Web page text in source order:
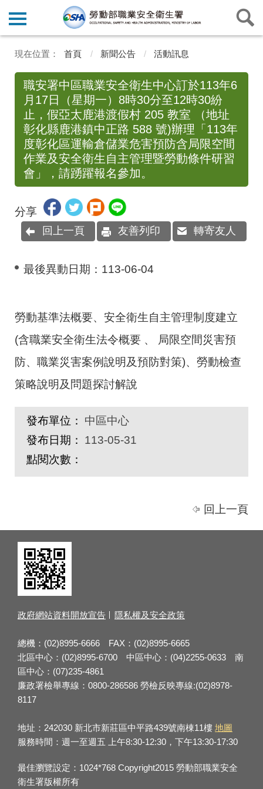
首頁 新聞公告 活動訊息
職安署中區職業安全衛生中心訂於113年6
月17日（星期一）8時30分至12時30紛
止，假亞太鹿港渡假村 205 教室 （地址
彰化縣鹿港鎮中正路 588 號)辦理「113年
度彰化區運輸倉儲業危害預防含局限空間
作業及安全衛生自主管理暨勞動條件研習
會」，請踴躍報名參加。
分享
回上一頁 友善列印 轉寄友人
最後異動日期： 113-06-04
勞動基準法概要、安全衛生自主管理制度建立
(含職業安全衛生法令概要 、 局限空間災害預
防、職業災害案例說明及預防對策)、勞動檢查
策略說明及問題探討解說
發布單位：
中區中心
發布日期：
113-05-31
點閱次數：
回上一頁
政府網站資料開放宣告 隱私權及安全政策
總機：(02)8995-6666 FAX：(02)8995-6665
北區中心：(02)8995-6700 中區中心：(04)2255-0633 南
區中心：(07)235-4861
廉政署檢舉專線：0800-286586 勞檢反映專線:(02)8978-
8117
地址：242030 新北市新莊區中平路439號南棟11樓 地圖
服務時間：週一至週五 上午8:30-12:30，下午13:30-17:30
最佳瀏覽設定：1024*768 Copyright2015 勞動部職業安全
衛生署版權所有